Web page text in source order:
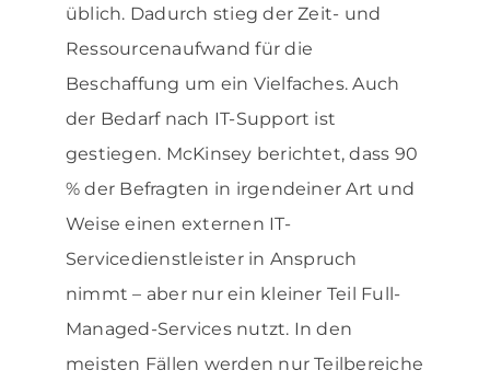
üblich. Dadurch stieg der Zeit- und
Ressourcenaufwand für die
Beschaffung um ein Vielfaches. Auch
der Bedarf nach IT-Support ist
gestiegen. McKinsey berichtet, dass 90
% der Befragten in irgendeiner Art und
Weise einen externen IT-
Servicedienstleister in Anspruch
nimmt – aber nur ein kleiner Teil Full-
Managed-Services nutzt. In den
meisten Fällen werden nur Teilbereiche